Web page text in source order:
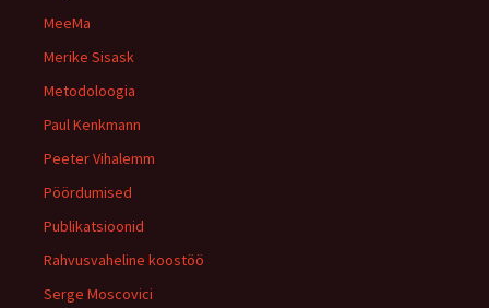
MeeMa
Merike Sisask
Metodoloogia
Paul Kenkmann
Peeter Vihalemm
Pöördumised
Publikatsioonid
Rahvusvaheline koostöö
Serge Moscovici